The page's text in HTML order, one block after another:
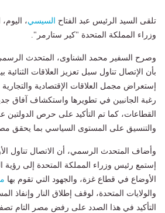
تلقى السيد الرئيس عبد الفتاح السيسي،
وزراء المملكة المتحدة "كير ستارمر".
وصرح السفير محمد الشناوى، المتحدث
بأن الإتصال تناول سبل تعزيز العلاقات الثنائية
إستعراض مجمل العلاقات الإقتصادية والتجارية
رغبة الجانبين في تطويرها واستكشاف آفاق
القطاعات، كما تم التأكيد على حرص الدولتين
والتنسيق على المستوى السياسي بما يحقق
وأضاف المتحدث الرسمي، أن الاتصال تناول
إستمع رئيس وزراء المملكة المتحدة إلى
الأوضاع في قطاع غزة، والجهود التي تقوم بها
والولايات المتحدة، لوقف إطلاق النار وإنفاذ
التأكيد في هذا الصدد على رفض مصر التام